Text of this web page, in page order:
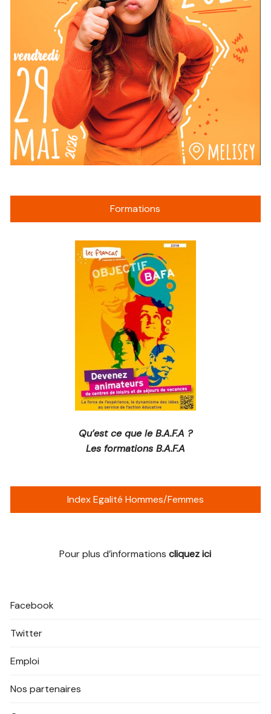
Formations
Qu’est ce que le B.A.F.A ?
Les formations B.A.F.A
Index Egalité Hommes/Femmes
Pour plus d’informationscliquez ici
Facebook
Twitter
Emploi
Nos partenaires